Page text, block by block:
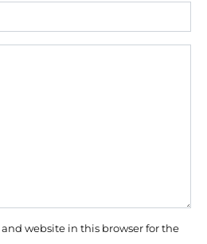
website in this browser for the